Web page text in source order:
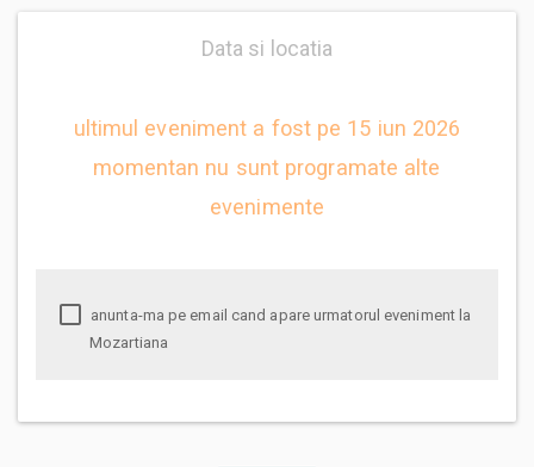
Data si locatia
ultimul eveniment a fost pe 15 iun 2026
momentan nu sunt programate alte
evenimente
Mozartiana